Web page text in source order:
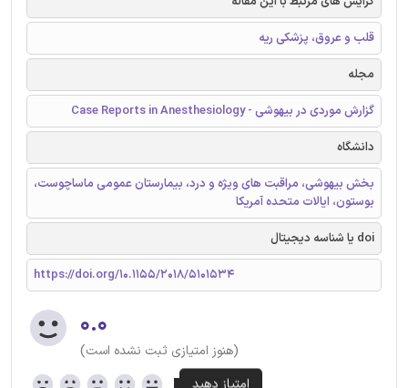
قلب و عروق، پزشکی ریه
مجله
گزارش موردی در بیهوشی - Case Reports in Anesthesiology
دانشگاه
بخش بیهوشی، مراقبت های ویژه و درد، بیمارستان عمومی ماساچوست،
بوستون، ایالات متحده آمریکا
doi یا شناسه دیجیتال
https://doi.org/10.1155/2018/5101534
۰.۰
(هنوز امتیازی ثبت نشده است)